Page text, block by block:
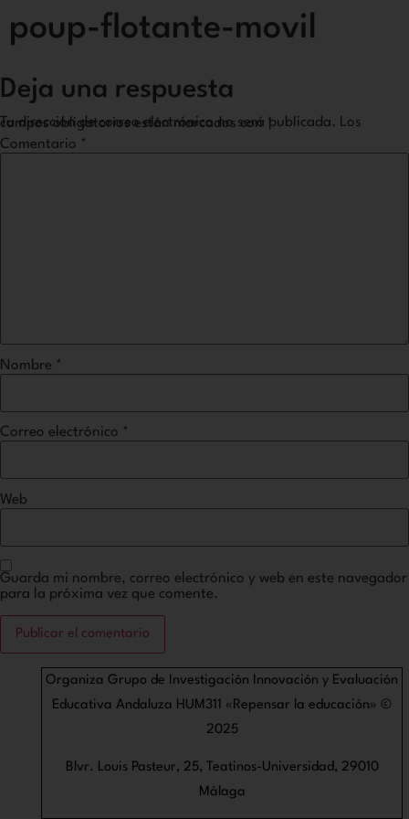
poup-flotante-movil
Deja una respuesta
Tu dirección de correo electrónico no será publicada.
Los campos obligatorios están marcados con *
Comentario *
Nombre *
Correo electrónico *
Web
Guarda mi nombre, correo electrónico y web en este navegador
para la próxima vez que comente.
Organiza Grupo de Investigación Innovación y Evaluación
Educativa Andaluza HUM311 «Repensar la educación» ©
2025
Blvr. Louis Pasteur, 25, Teatinos-Universidad, 29010
Málaga